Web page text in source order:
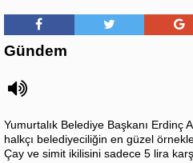
Gündem
Yumurtalık Belediye Başkanı Erdinç
halkçı belediyeciliğin en güzel
Çay ve simit ikilisini sadece 5 lira